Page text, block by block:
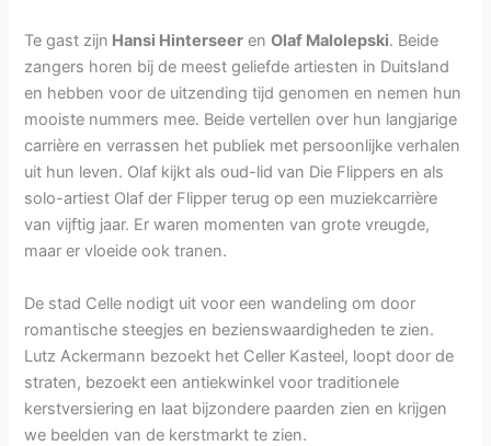
Te gast zijn Hansi Hinterseer enOlaf Malolepski. Beide
zangers horen bij de meest geliefde artiesten in Duitsland
en hebben voor de uitzending tijd genomen en nemen hun
mooiste nummers mee. Beide vertellen over hun langjarige
carrière en verrassen het publiek met persoonlijke verhalen
uit hun leven. Olaf kijkt als oud-lid van Die Flippers en als
solo-artiest Olaf der Flipper terug op een muziekcarrière
van vijftig jaar. Er waren momenten van grote vreugde,
maar er vloeide ook tranen.
De stad Celle nodigt uit voor een wandeling om door
romantische steegjes en bezienswaardigheden te zien.
Lutz Ackermann bezoekt het Celler Kasteel, loopt door de
straten, bezoekt een antiekwinkel voor traditionele
kerstversiering en laat bijzondere paarden zien en krijgen
we beelden van de kerstmarkt te zien.